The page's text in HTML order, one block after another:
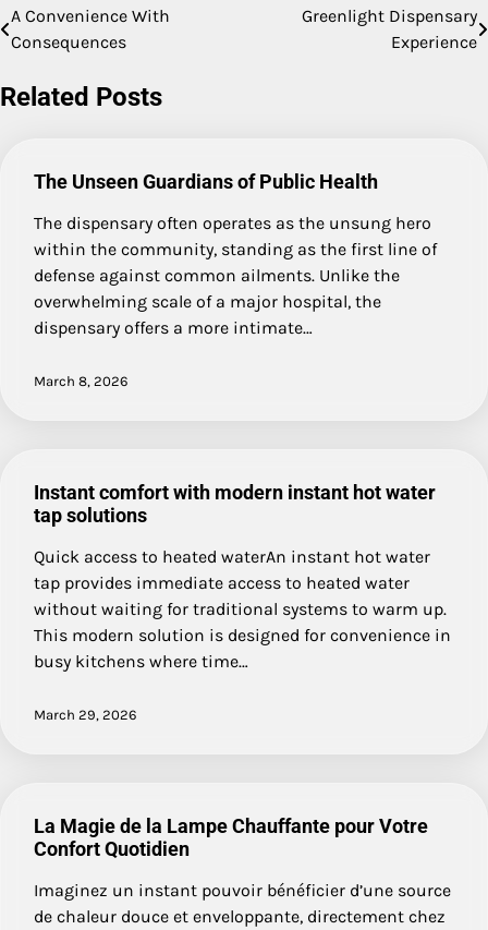
Post
navigation
A Convenience With
Consequences
Greenlight Dispensary
Experience
Related Posts
The Unseen Guardians of Public Health
The dispensary often operates as the unsung hero
within the community, standing as the first line of
defense against common ailments. Unlike the
overwhelming scale of a major hospital, the
dispensary offers a more intimate…
March 8, 2026
Instant comfort with modern instant hot water
tap solutions
Quick access to heated waterAn instant hot water
tap provides immediate access to heated water
without waiting for traditional systems to warm up.
This modern solution is designed for convenience in
busy kitchens where time…
March 29, 2026
La Magie de la Lampe Chauffante pour Votre
Confort Quotidien
Imaginez un instant pouvoir bénéficier d’une source
de chaleur douce et enveloppante, directement chez